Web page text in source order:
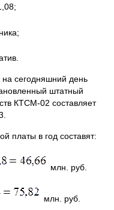
на сегодняшний день
штатный
КТСМ-02 составляет
платы в год составят:
млн. руб.
млн. руб.